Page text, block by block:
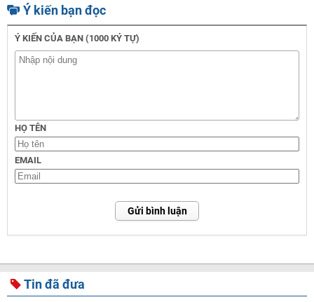
Ý kiến bạn đọc
Ý KIẾN CỦA BẠN (1000 KÝ TỰ)
HỌ TÊN
EMAIL
Gửi bình luận
Tin đã đưa